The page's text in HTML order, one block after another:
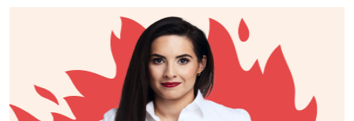
liderami pierwszej edycji programu.